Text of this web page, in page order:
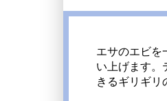
エサのエビを
い上げます。
きるギリギリ